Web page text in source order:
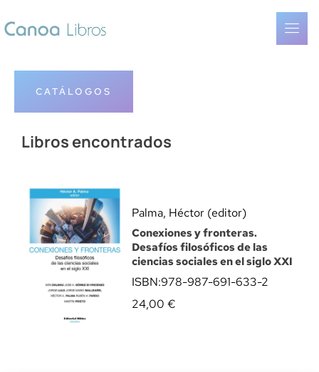
CATÁLOGOS
Libros encontrados
Palma, Héctor (editor)
Conexiones y fronteras.
Desafíos filosóficos de las
ciencias sociales en el siglo XXI
ISBN:978-987-691-633-2
24,00 €